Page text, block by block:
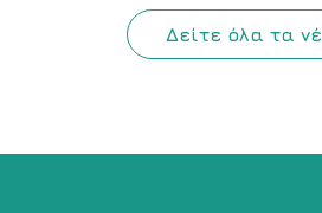
Δείτε όλα τα